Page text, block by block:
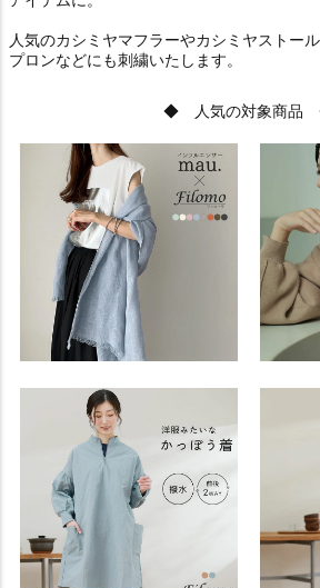
人気のカシミヤマフラーやカシミヤストー
プロンなどにも刺繍いたします。
◆ 人気の対象商